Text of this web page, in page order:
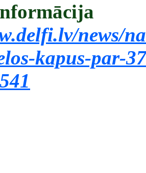
news/
kapus-par-